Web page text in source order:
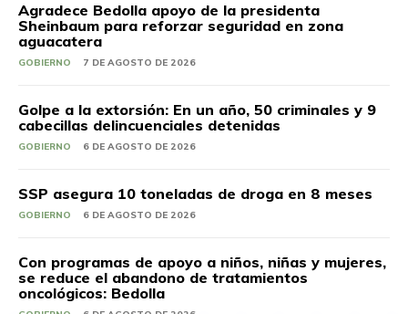
Agradece Bedolla apoyo de la presidenta
Sheinbaum para reforzar seguridad en zona
aguacatera
GOBIERNO 7 DE AGOSTO DE 2026
Golpe a la extorsión: En un año, 50 criminales y 9
cabecillas delincuenciales detenidas
GOBIERNO 6 DE AGOSTO DE 2026
SSP asegura 10 toneladas de droga en 8 meses
GOBIERNO 6 DE AGOSTO DE 2026
Con programas de apoyo a niños, niñas y mujeres,
se reduce el abandono de tratamientos
oncológicos: Bedolla